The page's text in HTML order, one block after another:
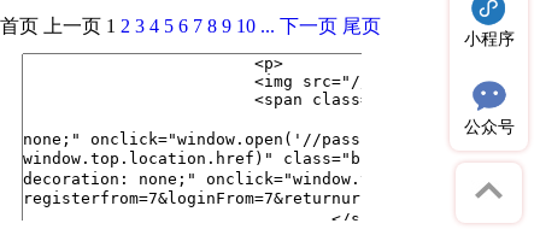
小程序
公众号
首页 上一页 1 2 3 4 5 6 7 8 9 10 ... 下一页 尾页